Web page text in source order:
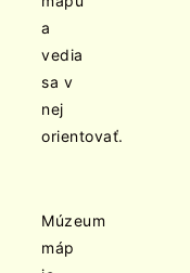
a
vedia
sa v
nej
orientovať.
Múzeum
máp